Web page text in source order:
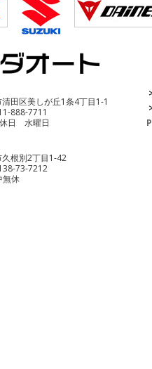
田区美しが丘1条4丁目1-1
888-7711
日 水曜日
根別2丁目1-42
73-7212
休